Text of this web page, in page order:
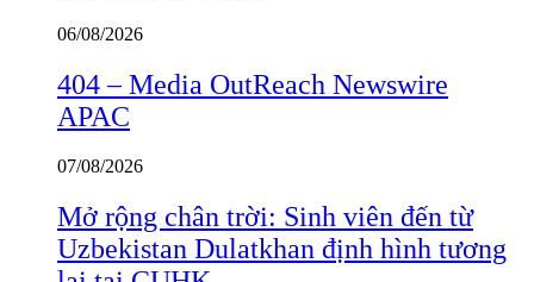
06/08/2026
404 – Media OutReach Newswire
APAC
07/08/2026
Mở rộng chân trời: Sinh viên đến từ
Uzbekistan Dulatkhan định hình tương